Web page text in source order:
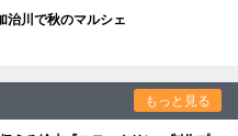
治川で秋のマルシェ
もっと見る